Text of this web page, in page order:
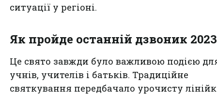
ситуації у регіоні.
Як пройде останній дзвоник 2023
Це свято завжди було важливою подією
учнів, учителів і батьків. Традиційне
святкування передбачало урочисту